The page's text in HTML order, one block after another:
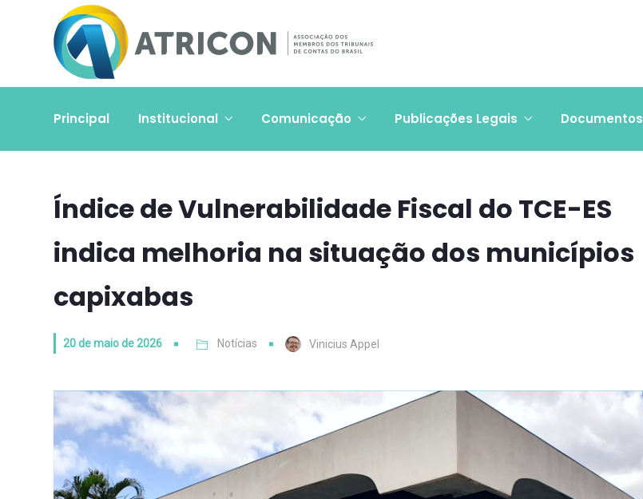
Principal Institucional Comunicação Publicações Legais Documentos
Índice de Vulnerabilidade Fiscal do TCE-ES
indica melhoria na situação dos municípios
capixabas
20 de maio de 2026 Notícias Vinicius Appel